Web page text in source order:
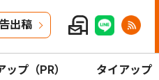
出稿
ップ（PR） タイアップ